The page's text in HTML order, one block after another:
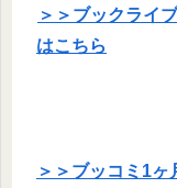
＞＞ブックライ
はこちら
＞＞ブッコミ1ヶ